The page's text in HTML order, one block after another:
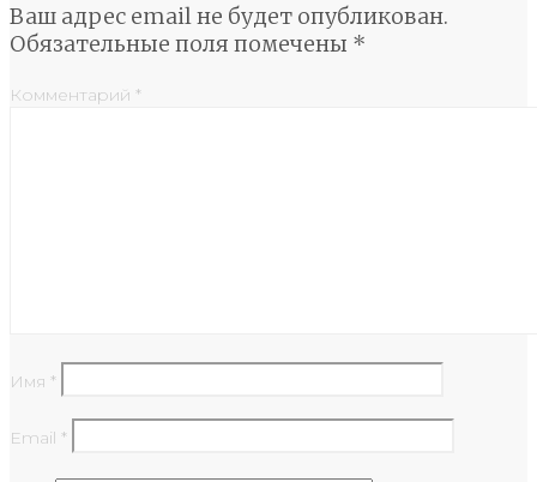
Ваш адрес email не будет опубликован.
Обязательные поля помечены *
Комментарий *
Имя *
Email *